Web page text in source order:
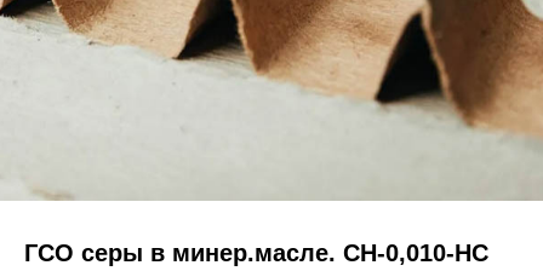
ГСО серы в минер.масле. СН-0,010-НС